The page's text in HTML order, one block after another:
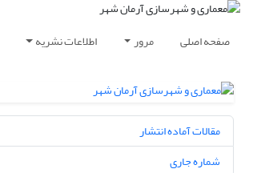
صفحه اصلی مرور اطلاعات نشریه
مقالات آماده انتشار
شماره جاری